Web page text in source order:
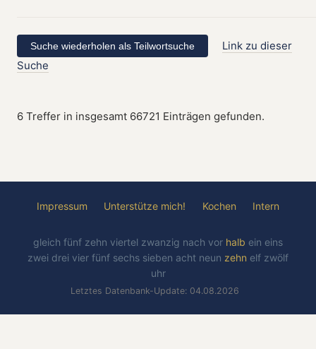
Link zu dieser
Suche
6 Treffer in insgesamt 66721 Einträgen gefunden.
Impressum Unterstütze mich! Kochen Intern
gleich fünf zehn viertel zwanzig nach vor halb ein eins
zwei drei vier fünf sechs sieben acht neun zehn elf zwölf
uhr
Letztes Datenbank-Update: 04.08.2026